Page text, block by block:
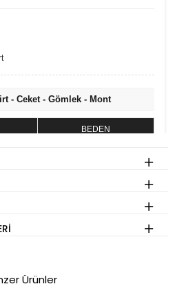
- Ceket - Gömlek - Mont
BEDEN
Ürünler